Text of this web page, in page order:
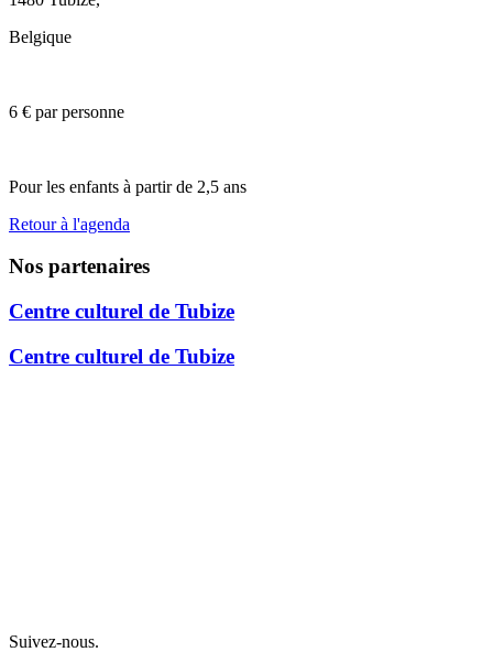
Belgique
6 € par personne
Pour les enfants à partir de 2,5 ans
Retour à l'agenda
Nos partenaires
Centre culturel de Tubize
Centre culturel de Tubize
Suivez-nous.